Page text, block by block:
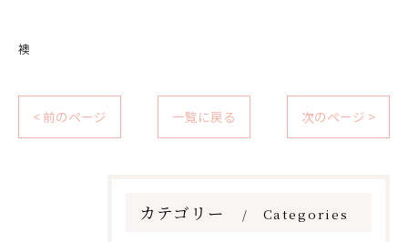
襖
< 前のページ 一覧に戻る 次のページ >
カテゴリー Categories